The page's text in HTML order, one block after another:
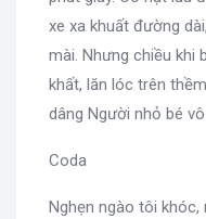
xe xa khuất đường
mài. Nhưng chiều khi
khất, lăn lóc trên
dâng Người nhỏ bé
Coda
Nghẹn ngào tôi